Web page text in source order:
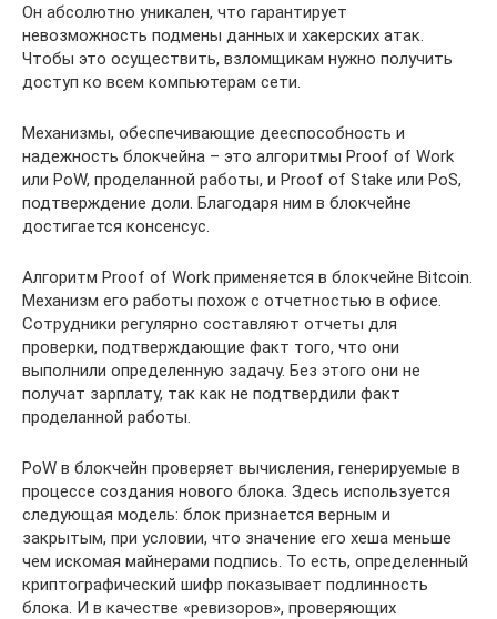
Он абсолютно уникален, что гарантирует
невозможность подмены данных и хакерских атак.
Чтобы это осуществить, взломщикам нужно получить
доступ ко всем компьютерам сети.
Механизмы, обеспечивающие дееспособность и
надежность блокчейна – это алгоритмы Proof of Work
или PoW, проделанной работы, и Proof of Stake или PoS,
подтверждение доли. Благодаря ним в блокчейне
достигается консенсус.
Алгоритм Proof of Work применяется в блокчейне Bitcoin.
Механизм его работы похож с отчетностью в офисе.
Сотрудники регулярно составляют отчеты для
проверки, подтверждающие факт того, что они
выполнили определенную задачу. Без этого они не
получат зарплату, так как не подтвердили факт
проделанной работы.
PoW в блокчейн проверяет вычисления, генерируемые в
процессе создания нового блока. Здесь используется
следующая модель: блок признается верным и
закрытым, при условии, что значение его хеша меньше
чем искомая майнерами подпись. То есть, определенный
криптографический шифр показывает подлинность
блока. И в качестве «ревизоров», проверяющих